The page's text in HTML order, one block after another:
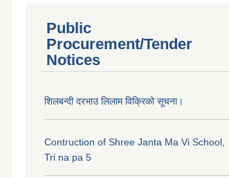
Public
Procurement/Tender
Notices
शिलबन्दी दरभाउ लिलाम विक्रिको सूचना।
Contruction of Shree Janta Ma Vi School,
Tri na pa 5